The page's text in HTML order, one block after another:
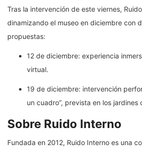
Tras la intervención de este viernes,
dinamizando el museo en diciembre con
propuestas:
12 de diciembre: experiencia
virtual.
19 de diciembre: intervención
un cuadro”, prevista en los jardines
Sobre Ruido Interno
Fundada en 2012, Ruido Interno es una